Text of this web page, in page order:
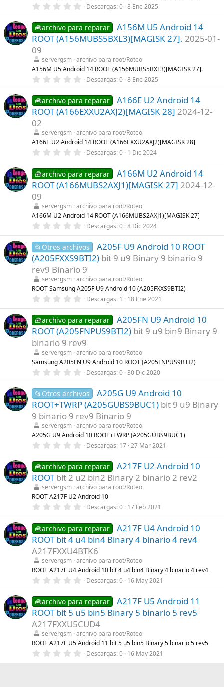
a
(
s
)
0
0
0
e
s
e
l
a
(
s
)
Descargas 0 8 Ene 2025
🧰archivo para reparar
A156M U5 Android 14
ROOT (A156MUBS5BXL3)[MAGISK 27]. 2025-01-
09
servergsm archivo para root/Roteo
A156M U5 Android 14 ROOT (A156MUBS5BXL3)[MAGISK 27].
0
0
0
e
s
e
l
a
(
s
)
Descargas 0 8 Ene 2025
🧰archivo para reparar
A166E U2 Android 14
ROOT (A166EXXU2AXJ2)[MAGISK 28] 2024-12-
02
servergsm archivo para root/Roteo
A166E U2 Android 14 ROOT (A166EXXU2AXJ2)[MAGISK 28]
0
0
0
e
s
e
l
a
(
s
)
Descargas 0 1 Dic 2024
🧰archivo para reparar
A166M U2 Android 14
ROOT (A166MUBS2AXJ1)[MAGISK 27] 2024-12-
09
servergsm archivo para root/Roteo
A166M U2 Android 14 ROOT (A166MUBS2AXJ1)[MAGISK 27]
0
0
0
e
s
t
r
e
l
a
(
s
)
Descargas 0 8 Dic 2024
📂Otros archivos
A205F U9 Android 10 ROOT
(A205FXXS9BTI2) bit 9 u9 Binary 9 binario 9
rev9 Binario 9
servergsm archivo para root/Roteo
ROOT Samsung A205F U9 Android 10 (A205FXXS9BTI2)
0
0
0
e
s
t
r
e
a
(
s
)
Descargas 1 18 Ene 2021
🧰archivo para reparar
A205FN U9 Android 10
ROOT (A205FNPUS9BTI2) bit 9 u9 bin9 Binary 9
binario 9 rev9
servergsm archivo para root/Roteo
Samsung A205FN U9 Android 10 ROOT (A205FNPUS9BTI2)
0
0
0
e
s
t
r
e
l
a
(
s
)
Descargas 0 30 Dic 2020
📂Otros archivos
A205G U9 Android 10
ROOT+TWRP (A205GUBS9BUC1) bit 9 u9 Binary
9 binario 9 rev9 Binario 9
servergsm archivo para root/Roteo
A205G U9 Android 10 ROOT+TWRP (A205GUBS9BUC1)
0
0
0
e
s
t
r
e
l
a
(
s
)
Descargas 17 27 Mar 2021
🧰archivo para reparar
A217F U2 Android 10
ROOT bit 2 u2 bin2 Binary 2 binario 2 rev2
servergsm archivo para root/Roteo
ROOT A217F U2 Android 10
0
0
0
e
s
t
r
e
l
a
(
s
)
Descargas 0 17 Feb 2021
🧰archivo para reparar
A217F U4 Android 10
ROOT bit 4 u4 bin4 Binary 4 binario 4 rev4
A217FXXU4BTK6
servergsm archivo para root/Roteo
ROOT A217F U4 Android 10 bit 4 u4 bin4 Binary 4 binario 4 rev4
0
0
0
e
s
t
r
e
l
a
(
Descargas 0 16 May 2021
🧰archivo para reparar
A217F U5 Android 11
ROOT bit 5 u5 bin5 Binary 5 binario 5 rev5
A217FXXU5CUD4
servergsm archivo para root/Roteo
ROOT A217F U5 Android 11 bit 5 u5 bin5 Binary 5 binario 5 rev5
0
0
Descargas 0 16 May 2021